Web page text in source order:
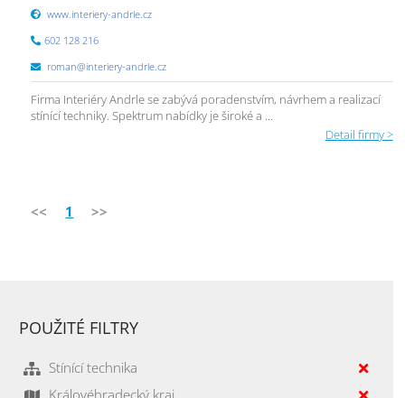
www.interiery-andrle.cz
602 128 216
roman@interiery-andrle.cz
Firma Interiéry Andrle se zabývá poradenstvím, návrhem a realizací
stínící techniky. Spektrum nabídky je široké a ...
Detail firmy >
<< 1 >>
POUŽITÉ FILTRY
Stínící technika
Královéhradecký kraj